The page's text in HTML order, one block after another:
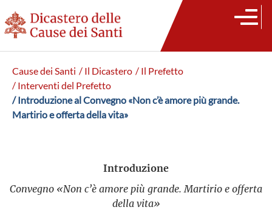
Cause dei Santi / Il Dicastero / Il Prefetto
/ Interventi del Prefetto
/ Introduzione al Convegno «Non c’è amore più grande.
Martirio e offerta della vita»
Introduzione
Convegno «Non c’è amore più grande. Martirio e offerta
della vita»